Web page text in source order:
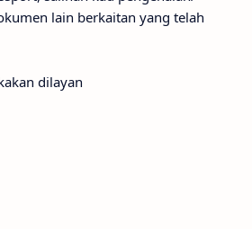
lain berkaitan yang telah
dilayan